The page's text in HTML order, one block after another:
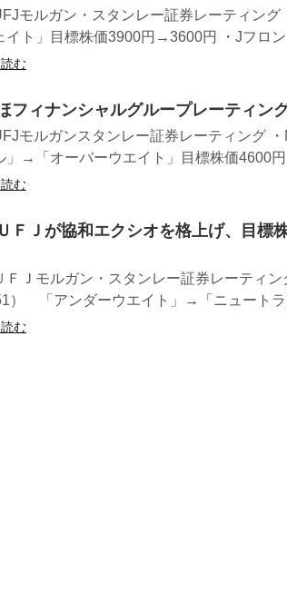
モルガン・スタンレー証券レーティン
イト」目標株価3900円→3600円 ・Jフロン
む
フィナンシャルグループレーティン
モルガンスタンレー証券レーティング
」→「オーバーウエイト」目標株価4600
む
ＦＪが協和エクシオを格上げ、目標
ＦＪモルガン・スタンレー証券レーティ
） 「アンダーウエイト」→「ニュート
む